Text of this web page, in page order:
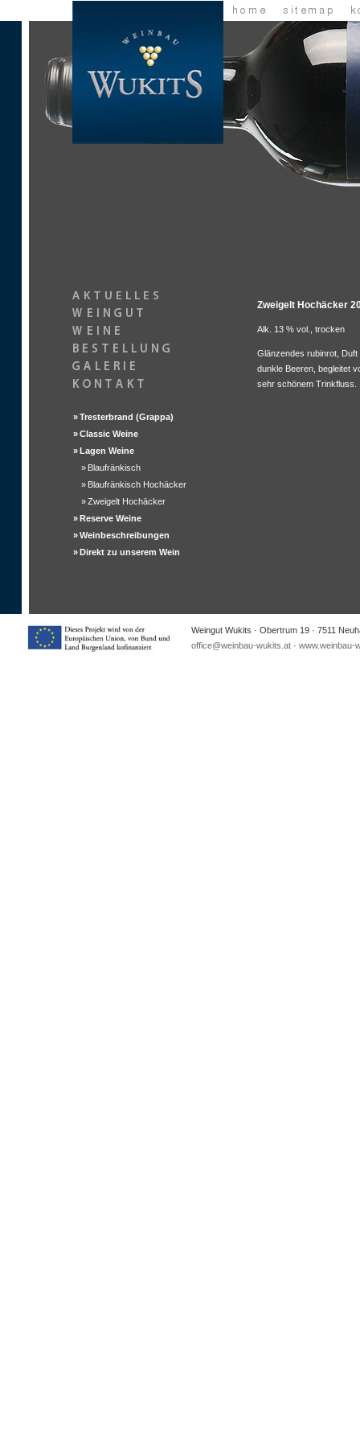
Zweigelt Hochäcker
Alk. 13 % vol., trocken
Glänzendes rubinrot,
dunkle Beeren, begleitet
sehr schönem Trinkfluss.
»Tresterbrand (Grappa)
»Classic Weine
»Lagen Weine
» Blaufränkisch
» Blaufränkisch Hochäcker
»Zweigelt Hochäcker
»Reserve Weine
»Weinbeschreibungen
»Direkt zu unserem Wein
Weingut Wukits · Obertrum 19 · 7511
office@weinbau-wukits.at · www.weinbau-